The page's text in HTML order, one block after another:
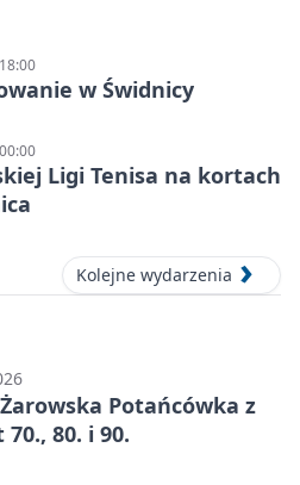
w Świdnicy
Ligi Tenisa na kortach
Kolejne wydarzenia
Potańcówka z
80. i 90.